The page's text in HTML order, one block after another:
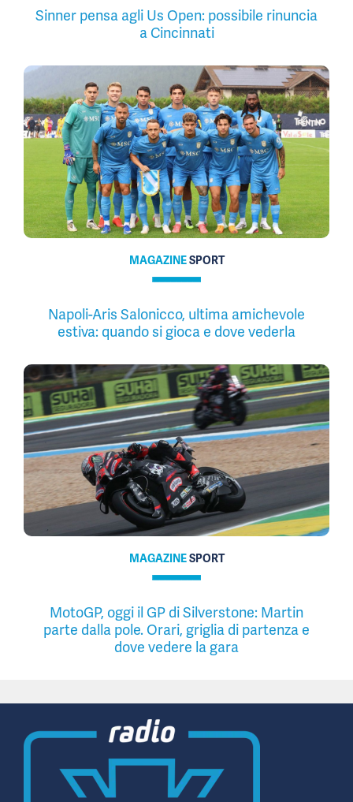
Sinner pensa agli Us Open: possibile rinuncia
a Cincinnati
MAGAZINESPORT
Napoli-Aris Salonicco, ultima amichevole
estiva: quando si gioca e dove vederla
MAGAZINESPORT
MotoGP, oggi il GP di Silverstone: Martin
parte dalla pole. Orari, griglia di partenza e
dove vedere la gara